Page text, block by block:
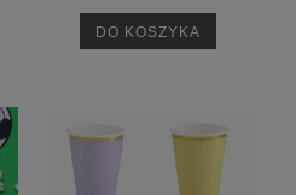
DO KOSZYKA